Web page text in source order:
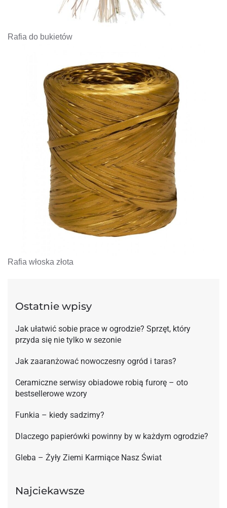
Rafia do bukietów
Rafia włoska złota
Ostatnie wpisy
Jak ułatwić sobie prace w ogrodzie? Sprzęt, który
przyda się nie tylko w sezonie
Jak zaaranżować nowoczesny ogród i taras?
Ceramiczne serwisy obiadowe robią furorę – oto
bestsellerowe wzory
Funkia – kiedy sadzimy?
Dlaczego papierówki powinny by w każdym ogrodzie?
Gleba – Żyły Ziemi Karmiące Nasz Świat
Najciekawsze